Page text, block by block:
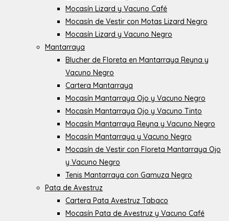
Mocasín Lizard y Vacuno Café
Mocasín de Vestir con Motas Lizard Negro
Mocasín Lizard y Vacuno Negro
Mantarraya
Blucher de Floreta en Mantarraya Reyna y
Vacuno Negro
Cartera Mantarraya
Mocasín Mantarraya Ojo y Vacuno Negro
Mocasín Mantarraya Ojo y Vacuno Tinto
Mocasín Mantarraya Reyna y Vacuno Negro
Mocasín Mantarraya y Vacuno Negro
Mocasín de Vestir con Floreta Mantarraya Ojo
y Vacuno Negro
Tenis Mantarraya con Gamuza Negro
Pata de Avestruz
Cartera Pata Avestruz Tabaco
Mocasín Pata de Avestruz y Vacuno Café